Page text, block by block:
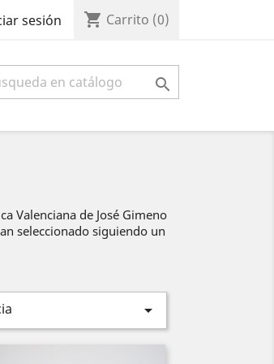
sesión shopping_cart Carrito (0)

Valenciana de José Gimeno
seleccionado siguiendo un
